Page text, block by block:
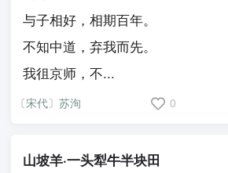
与子相好，相期百年。
不知中道，弃我而先。
我徂京师，不...
〔宋代〕苏洵 0
山坡羊·一头犁牛半块田